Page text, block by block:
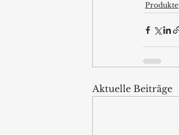
Produkte
Aktuelle Beiträge